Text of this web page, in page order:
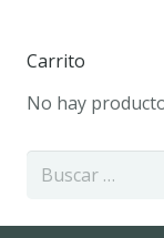
Carrito
No hay
Buscar: